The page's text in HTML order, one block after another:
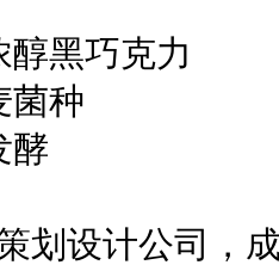
醇黑巧克力
菌种
酵
划设计公司，